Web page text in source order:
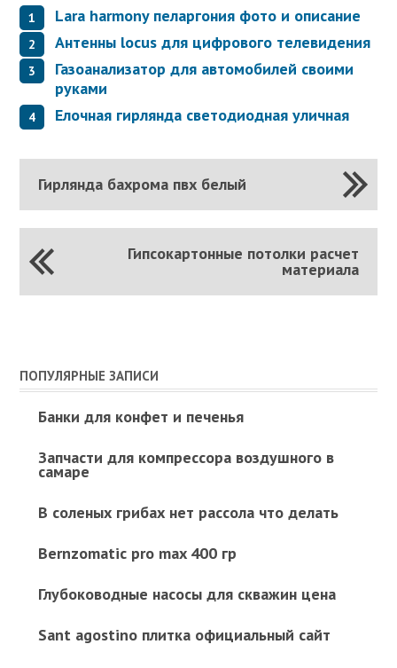
Lara harmony пеларгония фото и описание
Антенны locus для цифрового телевидения
Газоанализатор для автомобилей своими
руками
Елочная гирлянда светодиодная уличная
Гирлянда бахрома пвх белый
Гипсокартонные потолки расчет
материала
ПОПУЛЯРНЫЕ ЗАПИСИ
Банки для конфет и печенья
Запчасти для компрессора воздушного в
самаре
В соленых грибах нет рассола что делать
Bernzomatic pro max 400 гр
Глубоководные насосы для скважин цена
Sant agostino плитка официальный сайт